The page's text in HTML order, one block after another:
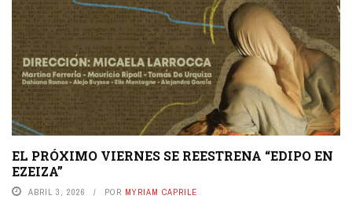
EL PRÓXIMO VIERNES SE REESTRENA “EDIPO EN
EZEIZA”
ABRIL 3, 2026 POR MYRIAM CAPRILE